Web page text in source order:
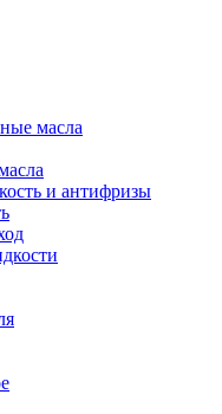
масла
и антифризы